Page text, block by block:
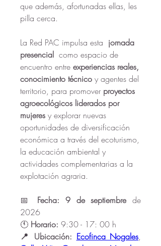
que además, afortunadas ellas, les
pilla cerca.
La Red PAC impulsa esta jornada
presencial como espacio de
encuentro entre experiencias reales,
conocimiento técnico y agentes del
territorio, para promover proyectos
agroecológicos liderados por
mujeres y explorar nuevas
oportunidades de diversificación
económica a través del ecoturismo,
la educación ambiental y
actividades complementarias a la
explotación agraria.
📅 Fecha: 9 de septiembre de
2026
🕚 Horario: 9:30 - 17: 00 h
📍 Ubicación: Ecofinca Nogales